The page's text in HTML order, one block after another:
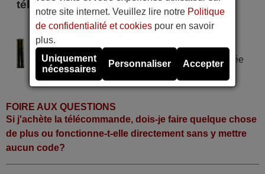
télécommande
Kic CI 528 Z
Alimentation : 2 piles type AAA
Pile alcaline type AAA LR06 tension 1,5 V utilisée
dans la grande majorité de télécommandes.
FOIRE AUX QUESTIONS
Si j'achète la télécommande, dois-je faire quelque chose
de plus ou fonctionne-t-elle directement sans y mettre
aucun code?
notre site internet. Veuillez lire notre Politique
de confidentialité et cookies pour en savoir
plus.
Uniquement
nécessaires
Personnaliser Accepter